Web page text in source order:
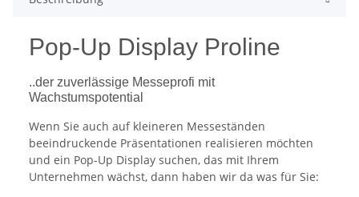
Pop-Up Display Proline
..der zuverlässige Messeprofi mit
Wachstumspotential
Wenn Sie auch auf kleineren Messeständen
beeindruckende Präsentationen realisieren möchten
und ein Pop-Up Display suchen, das mit Ihrem
Unternehmen wächst, dann haben wir da was für Sie: